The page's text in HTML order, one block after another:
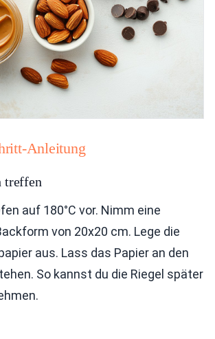
Anleitung
treffen
auf 180°C vor. Nimm eine
von 20x20 cm. Lege die
aus. Lass das Papier an den
So kannst du die Riegel später